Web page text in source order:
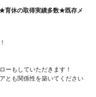
休の取得実績多数★既存メ
ーもしていただきます！
とも関係性を築いてください